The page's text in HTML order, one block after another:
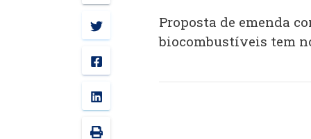
Proposta de emenda
biocombustíveis tem